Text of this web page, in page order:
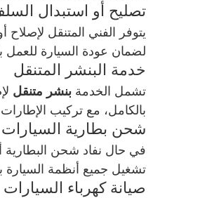
تصليح أو استبدال
يتوفر الفني المتنقل
لضمان عودة السيارة للعمل
خدمة البنشر المتنقل
تشمل الخدمة بنشر متنقل
بالكامل، مع تركيب
شحن بطارية السيارات
في حال نفاد شحن البطارية
تشغيل جميع أنظمة
صيانة كهرباء السيارات